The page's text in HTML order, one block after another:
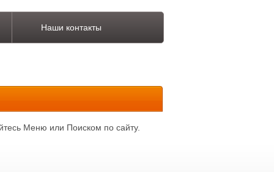
Наши контакты
Меню или Поиском по сайту.